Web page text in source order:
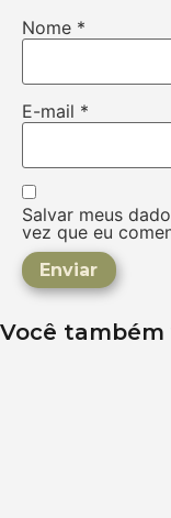
Nome *
E-mail *
Salvar meus
vez que eu
Você também